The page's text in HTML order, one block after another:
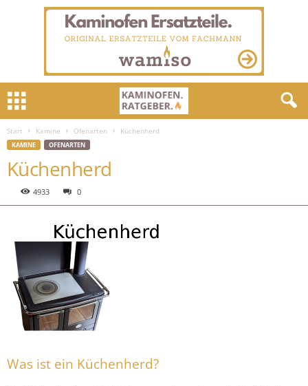
Start Kamine Ofenarten Küchenherd
KAMINE OFENARTEN
Küchenherd
4933 0
Was ist ein Küchenherd?